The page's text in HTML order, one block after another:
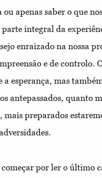
apenas saber o que
parte integral da
enraizado na nossa
e de controlo.
a esperança, mas
antepassados, quanto
mais preparados
por ler o último